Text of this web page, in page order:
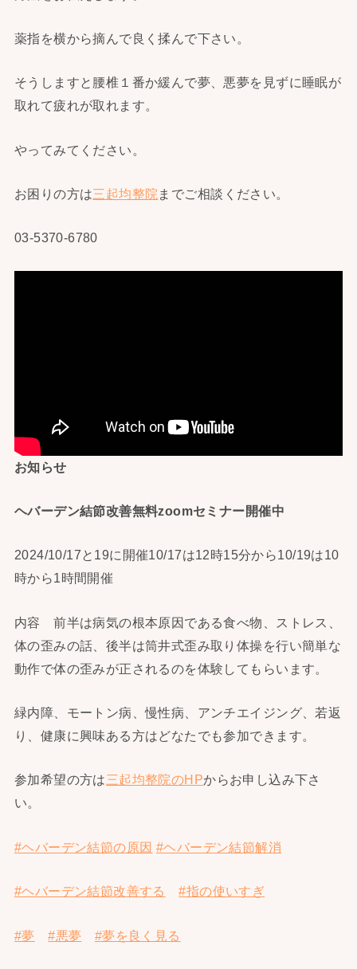
薬指を横から摘んで良く揉んで下さい。
そうしますと腰椎１番か緩んで夢、悪夢を見ずに睡眠が
取れて疲れが取れます。
やってみてください。
お困りの方は三起均整院 までご相談ください。
03-5370-6780
お知らせ
ヘバーデン結節改善無料zoomセミナー開催中
2024/10/17と19に開催10/17は12時15分から10/19は10
時から1時間開催
内容 前半は病気の根本原因である食べ物、ストレス、
体の歪みの話、後半は筒井式歪み取り体操を行い簡単な
動作で体の歪みが正されるのを体験してもらいます。
緑内障、モートン病、慢性病、アンチエイジング、若返
り、健康に興味ある方はどなたでも参加できます。
参加希望の方は三起均整院のHPからお申し込み下さ
い。
#ヘバーデン結節の原因 #ヘバーデン結節解消
#ヘバーデン結節改善する #指の使いすぎ
#夢 #悪夢 #夢を良く見る